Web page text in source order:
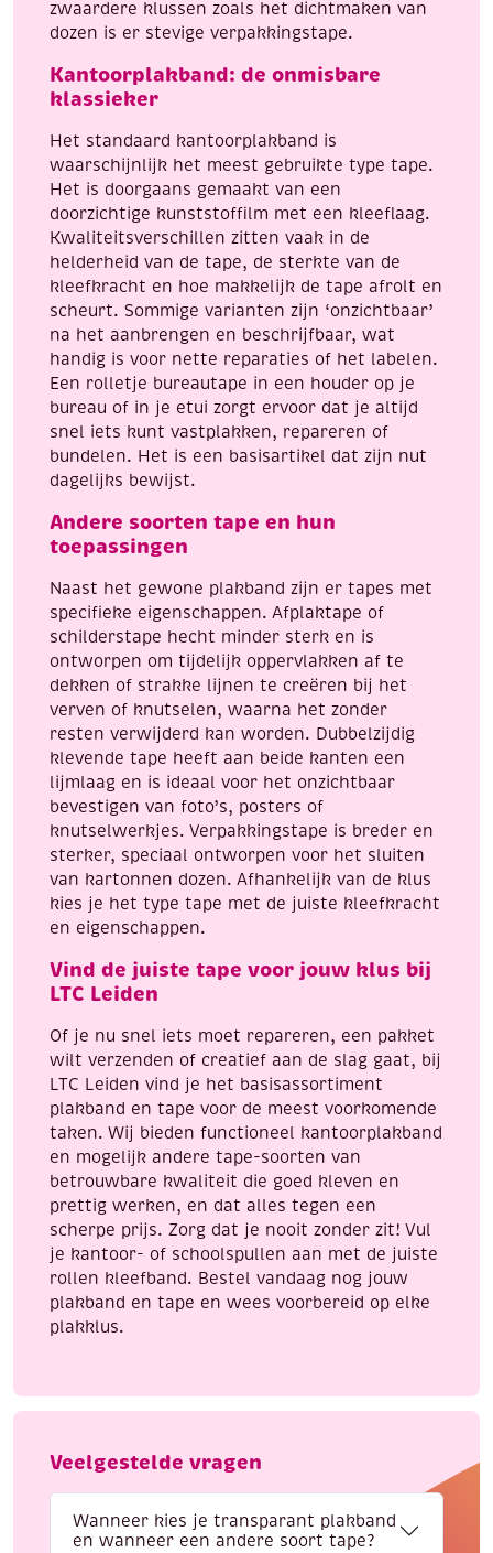
zwaardere klussen zoals het dichtmaken van
dozen is er stevige verpakkingstape.
Kantoorplakband: de onmisbare
klassieker
Het standaard kantoorplakband is
waarschijnlijk het meest gebruikte type tape.
Het is doorgaans gemaakt van een
doorzichtige kunststoffilm met een kleeflaag.
Kwaliteitsverschillen zitten vaak in de
helderheid van de tape, de sterkte van de
kleefkracht en hoe makkelijk de tape afrolt en
scheurt. Sommige varianten zijn ‘onzichtbaar’
na het aanbrengen en beschrijfbaar, wat
handig is voor nette reparaties of het labelen.
Een rolletje bureautape in een houder op je
bureau of in je etui zorgt ervoor dat je altijd
snel iets kunt vastplakken, repareren of
bundelen. Het is een basisartikel dat zijn nut
dagelijks bewijst.
Andere soorten tape en hun
toepassingen
Naast het gewone plakband zijn er tapes met
specifieke eigenschappen. Afplaktape of
schilderstape hecht minder sterk en is
ontworpen om tijdelijk oppervlakken af te
dekken of strakke lijnen te creëren bij het
verven of knutselen, waarna het zonder
resten verwijderd kan worden. Dubbelzijdig
klevende tape heeft aan beide kanten een
lijmlaag en is ideaal voor het onzichtbaar
bevestigen van foto’s, posters of
knutselwerkjes. Verpakkingstape is breder en
sterker, speciaal ontworpen voor het sluiten
van kartonnen dozen. Afhankelijk van de klus
kies je het type tape met de juiste kleefkracht
en eigenschappen.
Vind de juiste tape voor jouw klus bij
LTC Leiden
Of je nu snel iets moet repareren, een pakket
wilt verzenden of creatief aan de slag gaat, bij
LTC Leiden vind je het basisassortiment
plakband en tape voor de meest voorkomende
taken. Wij bieden functioneel kantoorplakband
en mogelijk andere tape-soorten van
betrouwbare kwaliteit die goed kleven en
prettig werken, en dat alles tegen een
scherpe prijs. Zorg dat je nooit zonder zit! Vul
je kantoor- of schoolspullen aan met de juiste
rollen kleefband. Bestel vandaag nog jouw
plakband en tape en wees voorbereid op elke
plakklus.
Veelgestelde vragen
Wanneer kies je transparant plakband
en wanneer een andere soort tape?